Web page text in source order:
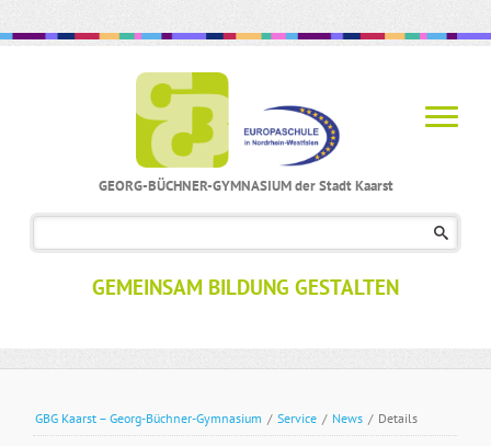
GEORG-BÜCHNER-GYMNASIUM der Stadt Kaarst
GEMEINSAM BILDUNG GESTALTEN
GBG Kaarst – Georg-Büchner-Gymnasium / Service / News / Details